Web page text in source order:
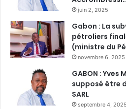
juin 2, 2025
Gabon : La
pétroliers
(ministre du
novembre 6, 2025
GABON : Yves
supposé être
SARL
septembre 4, 2025